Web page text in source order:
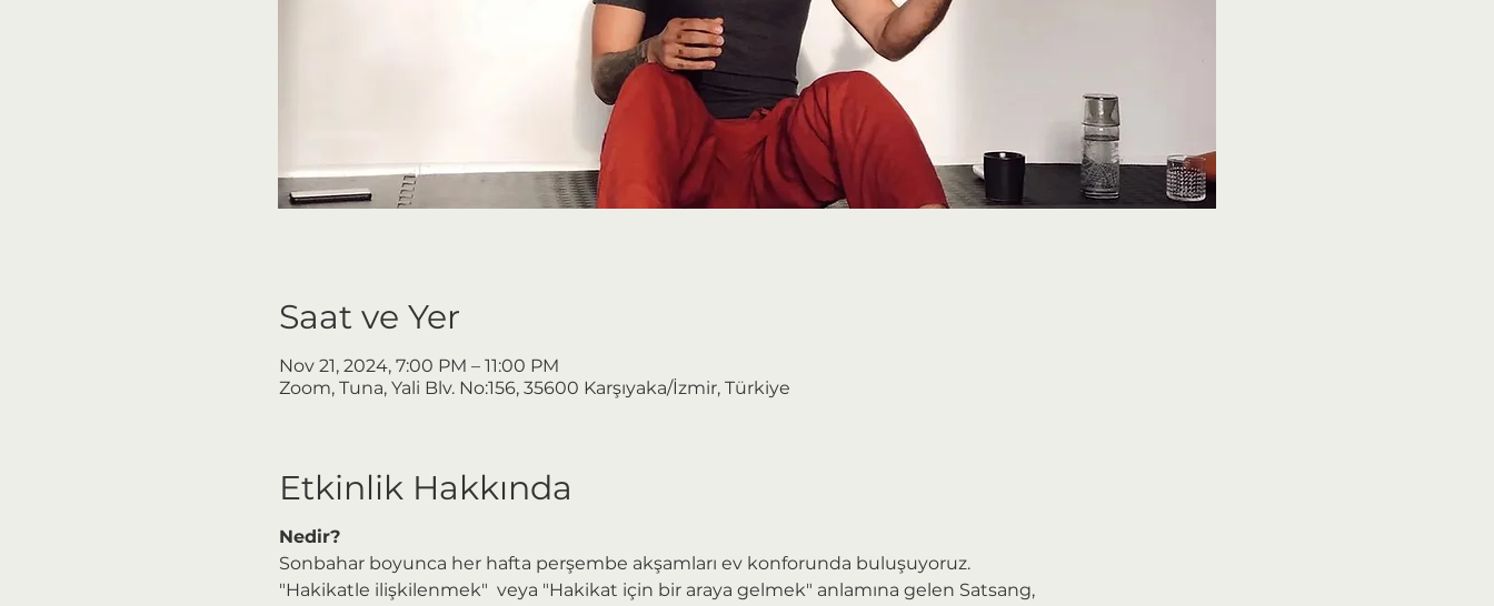
Saat ve Yer
Nov 21, 2024, 7:00 PM – 11:00 PM
Zoom, Tuna, Yali Blv. No:156, 35600 Karşıyaka/İzmir, Türkiye
Etkinlik Hakkında
Nedir?
Sonbahar boyunca her hafta perşembe akşamları ev konforunda buluşuyoruz.
"Hakikatle ilişkilenmek" veya "Hakikat için bir araya gelmek" anlamına gelen Satsang,